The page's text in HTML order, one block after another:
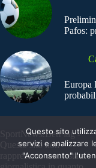
Pafos:
Europa
SportNews.BetFlag -
Questo sito non
rappresenta una testata
Questo sito
servizi e analizzare
"Acconsento"